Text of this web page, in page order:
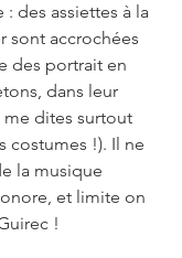
des assiettes à la
sont accrochées
des portrait en
dans leur
dites surtout
costumes !). Il ne
la musique
et limite on
!